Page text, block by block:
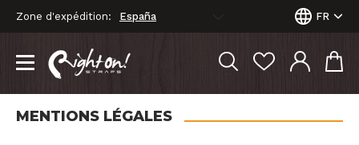
Zone d'expédition: FR
MENTIONS LÉGALES